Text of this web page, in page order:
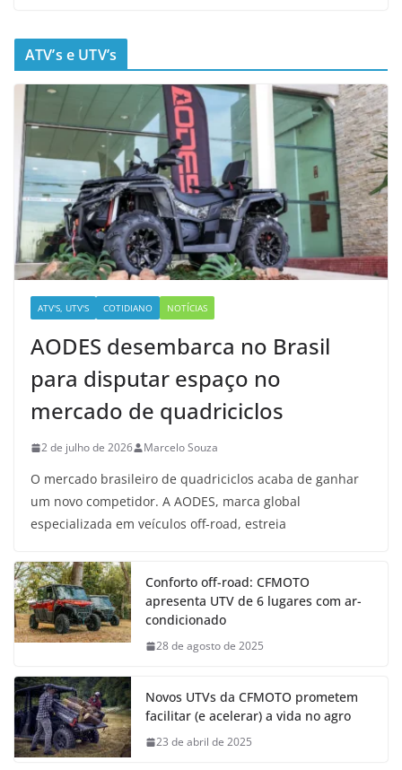
ATV’s e UTV’s
ATV'S, UTV'S COTIDIANO NOTÍCIAS
AODES desembarca no Brasil
para disputar espaço no
mercado de quadriciclos
2 de julho de 2026 Marcelo Souza
O mercado brasileiro de quadriciclos acaba de ganhar
um novo competidor. A AODES, marca global
especializada em veículos off-road, estreia
Conforto off-road: CFMOTO
apresenta UTV de 6 lugares com ar-
condicionado
28 de agosto de 2025
Novos UTVs da CFMOTO prometem
facilitar (e acelerar) a vida no agro
23 de abril de 2025